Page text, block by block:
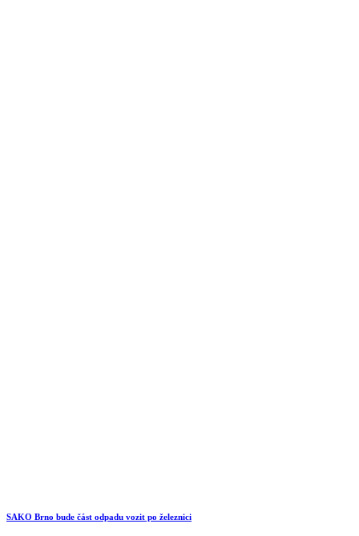
SAKO Brno bude část odpadu vozit po železnici